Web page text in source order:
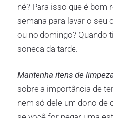
né? Para isso que é bom
semana para lavar o seu
ou no domingo? Quando
soneca da tarde.
Mantenha itens de
sobre a importância de
nem só dele um dono de